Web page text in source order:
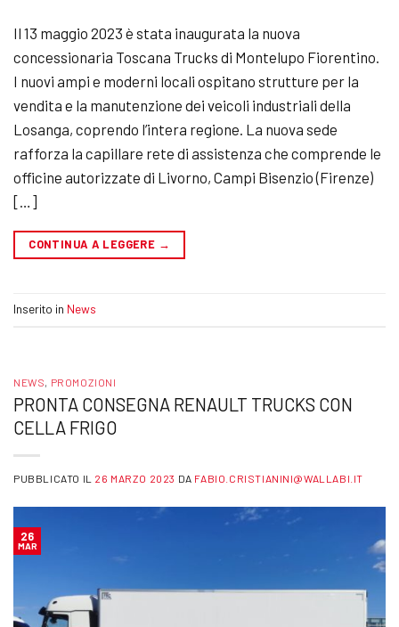
Il 13 maggio 2023 è stata inaugurata la nuova
concessionaria Toscana Trucks di Montelupo Fiorentino.
I nuovi ampi e moderni locali ospitano strutture per la
vendita e la manutenzione dei veicoli industriali della
Losanga, coprendo l’intera regione. La nuova sede
rafforza la capillare rete di assistenza che comprende le
officine autorizzate di Livorno, Campi Bisenzio (Firenze)
[…]
CONTINUA A LEGGERE →
Inserito in News
NEWS, PROMOZIONI
PRONTA CONSEGNA RENAULT TRUCKS CON
CELLA FRIGO
PUBBLICATO IL 26 MARZO 2023 DA FABIO.CRISTIANINI@WALLABI.IT
26
MAR